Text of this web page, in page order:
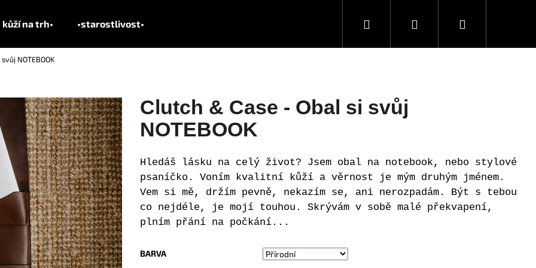
kůží na trh• •starostlivost• Hledat PřihlášeníNákupní
NOTEBOOK
Clutch & Case - Obal si svůj
NOTEBOOK
Hledáš lásku na celý život? Jsem obal na notebook, nebo stylové
psaníčko. Voním kvalitní kůží a věrnost je mým druhým jménem.
Vem si mě, držím pevně, nekazím se, ani nerozpadám. Být s tebou
co nejdéle, je mojí touhou. Skrývám v sobě malé překvapení,
plním přání na počkání...
BARVA
Co potřebujete najít?
HLEDAT
Doporučujeme